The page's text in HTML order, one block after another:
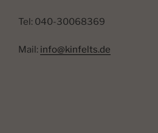
Tel: 040-30068369
Mail: info@kinfelts.de